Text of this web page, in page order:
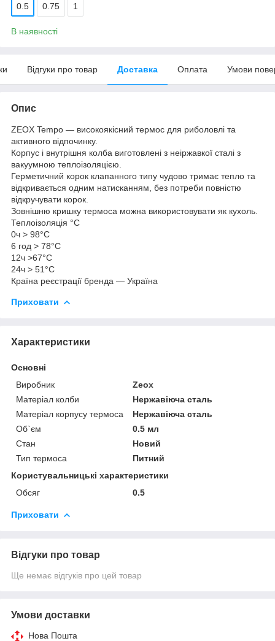
0.5 0.75 1
В наявності
Відгуки про товар Доставка Оплата Умови
Опис
ZEOX Tempo — високоякісний термос для риболовлі та
активного відпочинку.
Корпус і внутрішня колба виготовлені з неіржавкої сталі з
вакуумною теплоізоляцією.
Герметичний корок клапанного типу чудово тримає тепло та
відкривається одним натисканням, без потреби повністю
відкручувати корок.
Зовнішню кришку термоса можна використовувати як кухоль.
Теплоізоляція °C
0ч > 98°С
6 год > 78°С
12ч >67°С
24ч > 51°С
Країна реєстрації бренда — Україна
Приховати
Характеристики
Основні
Виробник
Zeox
Матеріал колби
Нержавіюча сталь
Матеріал корпусу термоса
Нержавіюча сталь
Об`єм
0.5 мл
Стан
Новий
Тип термоса
Питний
Користувальницькі характеристики
Обсяг
0.5
Приховати
Відгуки про товар
Ще немає відгуків про цей товар
Умови доставки
Нова Пошта